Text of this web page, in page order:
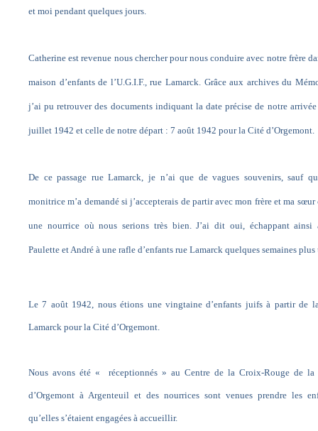
et moi pendant quelques jours.
Catherine est revenue nous chercher pour nous conduire avec notre frère
maison d’enfants de l’U.G.I.F., rue Lamarck. Grâce aux archives du
j’ai pu retrouver des documents indiquant la date précise de notre
juillet 1942 et celle de notre départ : 7 août 1942 pour la Cité d’Orgemont.
De ce passage rue Lamarck, je n’ai que de vagues souvenirs, sauf
monitrice m’a demandé si j’accepterais de partir avec mon frère et ma sœur
une nourrice où nous serions très bien. J’ai dit oui, échappant ainsi
Paulette et André à une rafle d’enfants rue Lamarck quelques semaines plus
Le 7 août 1942, nous étions une vingtaine d’enfants juifs à partir de
Lamarck pour la Cité d’Orgemont.
Nous avons été « réceptionnés » au Centre de la Croix-Rouge de la
d’Orgemont à Argenteuil et des nourrices sont venues prendre les
qu’elles s’étaient engagées à accueillir.